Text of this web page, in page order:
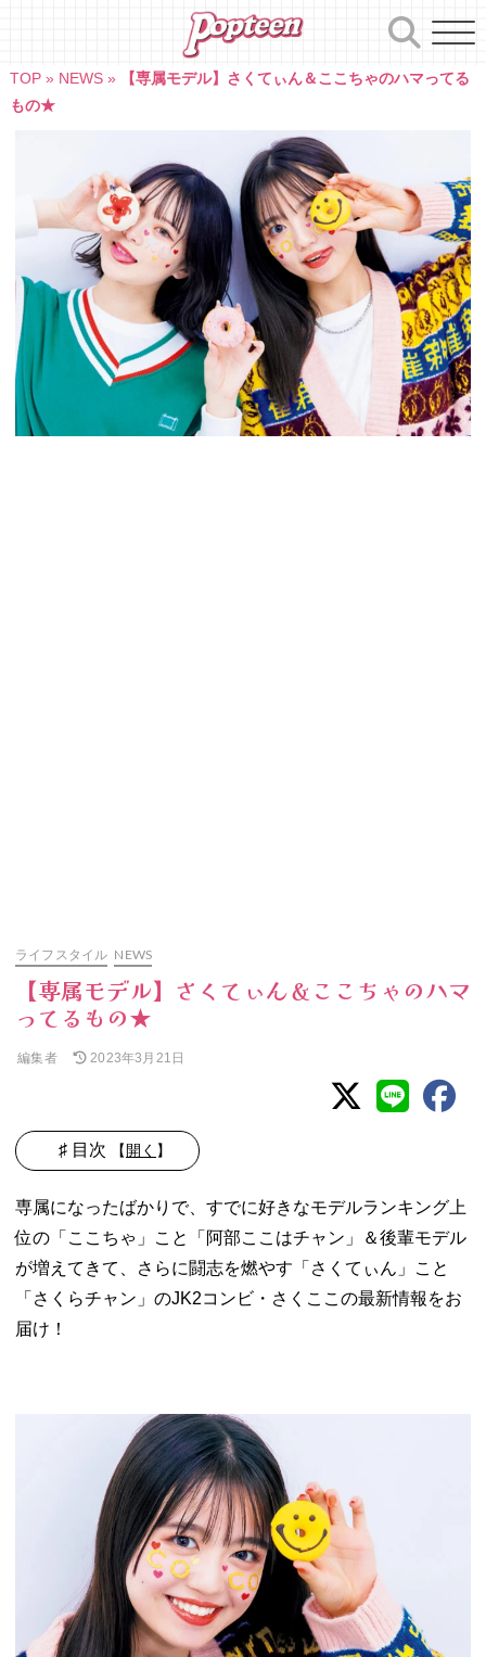
TOP» NEWS»
【専属モデル】さくてぃん＆ここちゃのハマってる
もの★
ライフスタイル NEWS
【専属モデル】さくてぃん＆ここちゃのハマ
ってるもの★
編集者 2023年3月21日
♯ 目次 【開く 】
ビの最新私服を
紹介★
ビがハマってる
こと❤︎
専属になったばかりで、すでに好きなモデルランキング上
位の「ここちゃ」こと「阿部ここはチャン」＆後輩モデル
が増えてきて、さらに闘志を燃やす「さくてぃん」こと
「さくらチャン」のJK2コンビ・さくここの最新情報をお
届け！